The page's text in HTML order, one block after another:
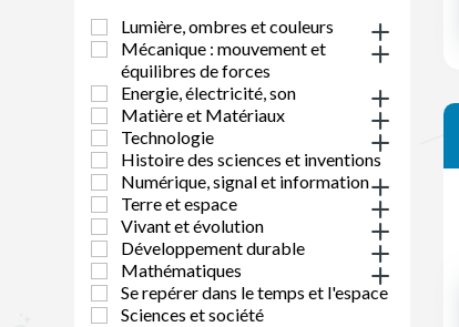
Lumière, ombres et couleurs
Mécanique : mouvement et
équilibres de forces
Energie, électricité, son
Matière et Matériaux
Technologie
Histoire des sciences et inventions
Numérique, signal et information
Terre et espace
Vivant et évolution
Développement durable
Mathématiques
Se repérer dans le temps et l'espace
Sciences et société